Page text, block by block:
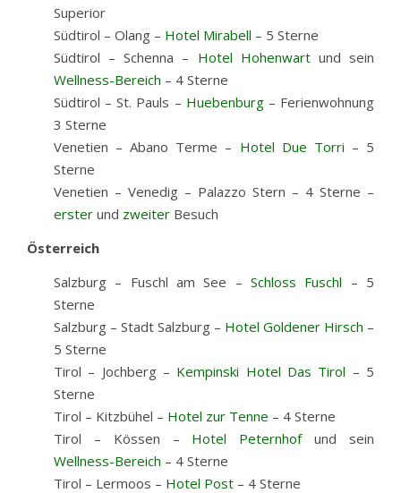
Superior
Südtirol – Olang – Hotel Mirabell – 5 Sterne
Südtirol – Schenna – Hotel Hohenwartund sein
Wellness-Bereich – 4 Sterne
Südtirol – St. Pauls – Huebenburg– Ferienwohnung
3 Sterne
Venetien – Abano Terme – Hotel Due Torri – 5
Sterne
Venetien – Venedig – Palazzo Stern – 4 Sterne –
erster und zweiter Besuch
Österreich
Salzburg – Fuschl am See – Schloss Fuschl – 5
Sterne
Salzburg – Stadt Salzburg – Hotel Goldener Hirsch –
5 Sterne
Tirol – Jochberg – Kempinski Hotel Das Tirol – 5
Sterne
Tirol – Kitzbühel – Hotel zur Tenne – 4 Sterne
Tirol – Kössen – Hotel Peternhofund sein
Wellness-Bereich – 4 Sterne
Tirol – Lermoos – Hotel Post – 4 Sterne